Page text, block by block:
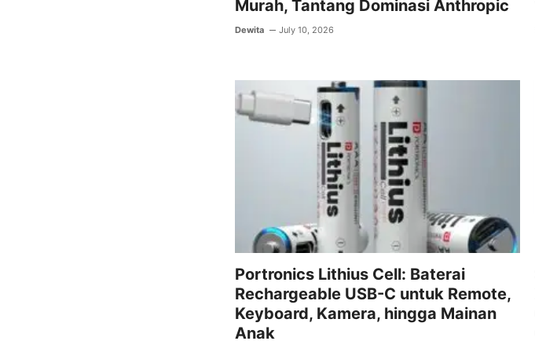
Murah, Tantang Dominasi Anthropic
Dewita July 10, 2026
Portronics Lithius Cell: Baterai
Rechargeable USB-C untuk Remote,
Keyboard, Kamera, hingga Mainan
Anak